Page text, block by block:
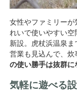
女性やファミリー
れいで使いやすい
新設。虎杖浜温泉
営業も見込んで、炊
の使い勝手は抜群に
気軽に遊べる